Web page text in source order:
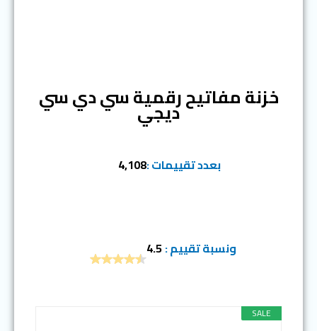
خزنة مفاتيح رقمية سي دي سي
ديجي
بعدد تقييمات :4,108
ونسبة تقييم :4.5
SALE